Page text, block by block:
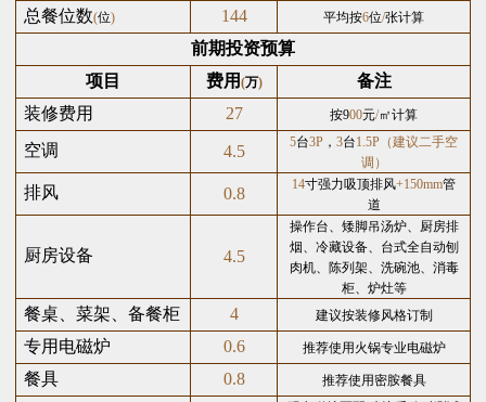
总餐位数(位) 144 平均按6位/张计算
前期投资预算
项目
费用 (万)
备注
装修费用
27 按900元/㎡计算
空调 4.5 5台3P ， 3台1.5P（建议二手空
调）
排风 0.8 14寸强力吸顶排风+150mm管
道
厨房设备 4.5
操作台、矮脚吊汤炉、厨房排
烟、冷藏设备、台式全自动刨
肉机、陈列架、洗碗池、消毒
柜、炉灶等
餐桌、菜架、备餐柜 4 建议按装修风格订制
专用电磁炉 0.6 推荐使用火锅专业电磁炉
餐具 0.8 推荐使用密胺餐具